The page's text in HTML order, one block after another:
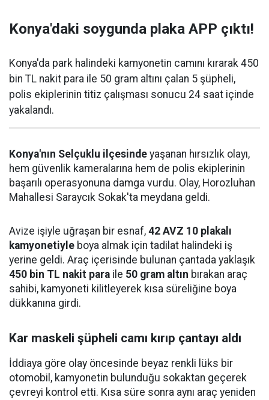
Konya'daki soygunda plaka APP çıktı!
Konya'da park halindeki kamyonetin camını kırarak 450
bin TL nakit para ile 50 gram altını çalan 5 şüpheli,
polis ekiplerinin titiz çalışması sonucu 24 saat içinde
yakalandı.
Konya'nın Selçuklu ilçesinde yaşanan hırsızlık olayı,
hem güvenlik kameralarına hem de polis ekiplerinin
başarılı operasyonuna damga vurdu. Olay, Horozluhan
Mahallesi Saraycık Sokak'ta meydana geldi.
Avize işiyle uğraşan bir esnaf, 42 AVZ 10 plakalı
kamyonetiyle boya almak için tadilat halindeki iş
yerine geldi. Araç içerisinde bulunan çantada yaklaşık
450 bin TL nakit para ile 50 gram altın bırakan araç
sahibi, kamyoneti kilitleyerek kısa süreliğine boya
dükkanına girdi.
Kar maskeli şüpheli camı kırıp çantayı aldı
İddiaya göre olay öncesinde beyaz renkli lüks bir
otomobil, kamyonetin bulunduğu sokaktan geçerek
çevreyi kontrol etti. Kısa süre sonra aynı araç yeniden